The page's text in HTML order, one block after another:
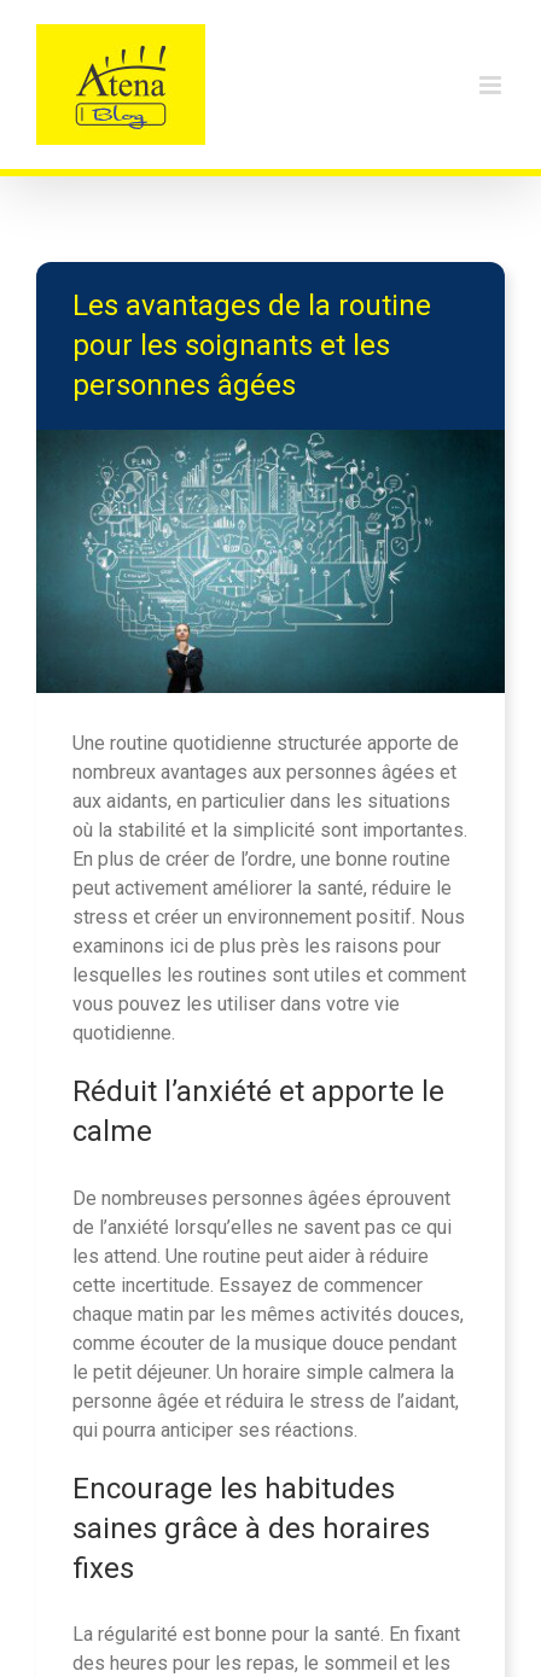
Les avantages de la routine
pour les soignants et les
personnes âgées
Une routine quotidienne structurée apporte de
nombreux avantages aux personnes âgées et
aux aidants, en particulier dans les situations
où la stabilité et la simplicité sont importantes.
En plus de créer de l’ordre, une bonne routine
peut activement améliorer la santé, réduire le
stress et créer un environnement positif. Nous
examinons ici de plus près les raisons pour
lesquelles les routines sont utiles et comment
vous pouvez les utiliser dans votre vie
quotidienne.
Réduit l’anxiété et apporte le
calme
De nombreuses personnes âgées éprouvent
de l’anxiété lorsqu’elles ne savent pas ce qui
les attend. Une routine peut aider à réduire
cette incertitude. Essayez de commencer
chaque matin par les mêmes activités douces,
comme écouter de la musique douce pendant
le petit déjeuner. Un horaire simple calmera la
personne âgée et réduira le stress de l’aidant,
qui pourra anticiper ses réactions.
Encourage les habitudes
saines grâce à des horaires
fixes
La régularité est bonne pour la santé. En fixant
des heures pour les repas, le sommeil et les